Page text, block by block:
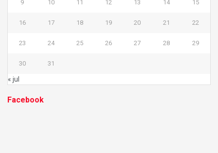
9 10 11 12 13 14 15
16 17 18 19 20 21 22
23 24 25 26 27 28 29
30 31
« jul
Facebook